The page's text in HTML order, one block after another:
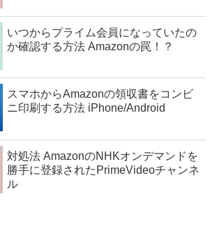
いつからプライム会員になっていたの
か確認する方法 Amazonの罠！？
スマホからAmazonの領収書をコンビ
ニ印刷する方法 iPhone/Android
対処法 AmazonのNHKオンデマンドを
勝手に登録されたPrimeVideoチャンネ
ル